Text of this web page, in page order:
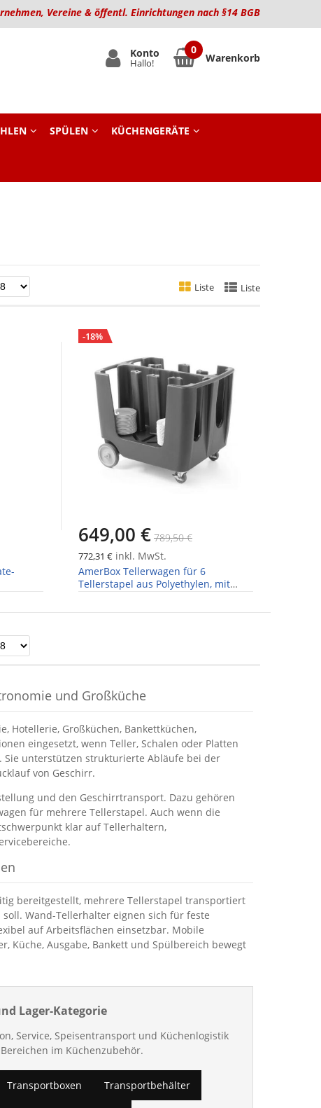
Vereine & öffentl. Einrichtungen nach §14 BGB
Konto
Hallo! Warenkorb
SPÜLEN KÜCHENGERÄTE
Liste Liste
-18%
649,00 € 789,50 €
772,31 €inkl. MwSt.
AmerBox Tellerwagen für 6
Tellerstapel aus Polyethylen, mit
und Großküche
Hotellerie, Großküchen, Bankettküchen,
eingesetzt, wenn Teller, Schalen oder Platten
unterstützen strukturierte Abläufe bei der
von Geschirr.
und den Geschirrtransport. Dazu gehören
für mehrere Tellerstapel. Auch wenn die
klar auf Tellerhaltern,
bereitgestellt, mehrere Tellerstapel transportiert
Wand-Tellerhalter eignen sich für feste
auf Arbeitsflächen einsetzbar. Mobile
Küche, Ausgabe, Bankett und Spülbereich bewegt
Lager-Kategorie
Service, Speisentransport und Küchenlogistik
im Küchenzubehör.
Transportboxen Transportbehälter